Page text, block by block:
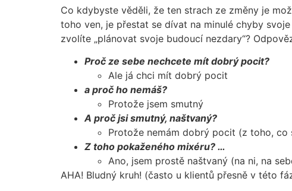
Co kdybyste věděli, že ten strach ze změny je
toho ven, je přestat se dívat na minulé chyby
zvolíte „plánovat svoje budoucí nezdary“?
Proč ze sebe nechcete mít dobrý pocit?
Ale já chci mít dobrý pocit
a proč ho nemáš?
Protože jsem smutný
A proč jsi smutný, naštvaný?
Protože nemám dobrý pocit (z toho, co
Z toho pokaženého mixéru? …
Ano, jsem prostě naštvaný (na ni, na
AHA! Bludný kruh! (často u klientů přesně v této